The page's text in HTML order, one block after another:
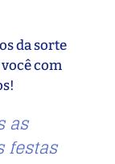
da sorte
você com
as
festas